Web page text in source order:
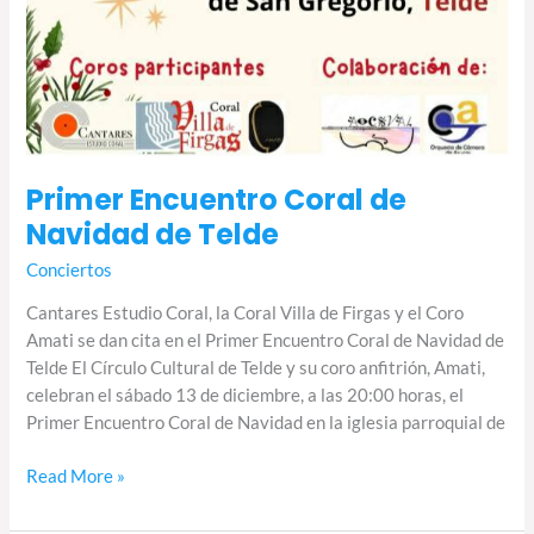
Primer Encuentro Coral de
Navidad de Telde
Conciertos
Cantares Estudio Coral, la Coral Villa de Firgas y el Coro
Amati se dan cita en el Primer Encuentro Coral de Navidad de
Telde El Círculo Cultural de Telde y su coro anfitrión, Amati,
celebran el sábado 13 de diciembre, a las 20:00 horas, el
Primer Encuentro Coral de Navidad en la iglesia parroquial de
Read More »